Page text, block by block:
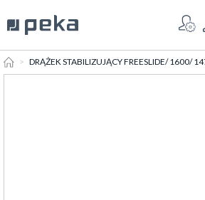
HOMEDRĄŻEK STABILIZUJĄCY FREESLIDE/ 1600/